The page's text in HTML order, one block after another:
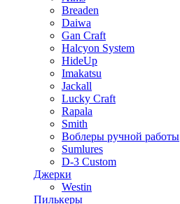
Breaden
Daiwa
Gan Craft
Halcyon System
HideUp
Imakatsu
Jackall
Lucky Craft
Rapala
Smith
Воблеры ручной работы
Sumlures
D-3 Custom
Джерки
Westin
Пилькеры